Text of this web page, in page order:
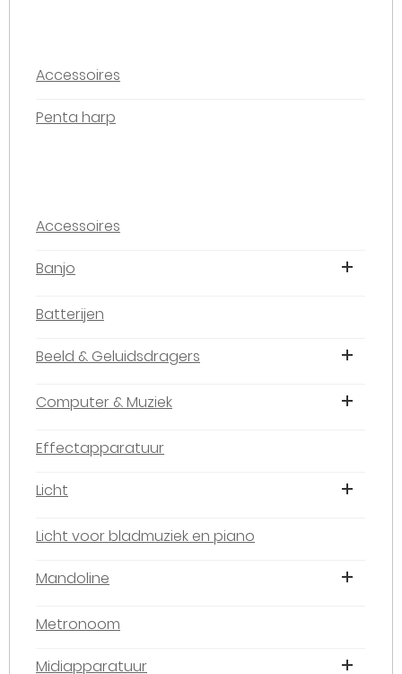
Accessoires
Penta harp
Accessoires
Banjo
Batterijen
Beeld & Geluidsdragers
Computer & Muziek
Effectapparatuur
Licht
Licht voor bladmuziek en piano
Mandoline
Metronoom
Midiapparatuur